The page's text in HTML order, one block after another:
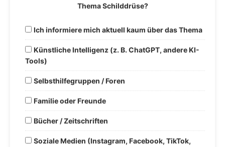
Thema Schilddrüse?
Ich informiere mich aktuell kaum über das Thema
Künstliche Intelligenz (z. B. ChatGPT, andere KI-
Tools)
Selbsthilfegruppen / Foren
Familie oder Freunde
Bücher / Zeitschriften
Soziale Medien (Instagram, Facebook, TikTok,